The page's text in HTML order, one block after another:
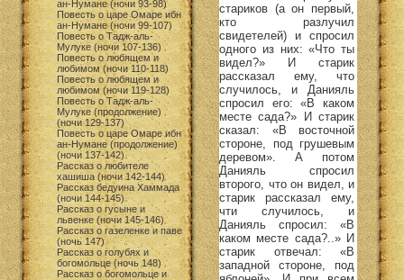
ан-Нумане (ночи 93-98)
Повесть о царе Омаре ибн
ан-Нумане (ночи 99-107)
Повесть о Тадж-аль-
Мулуке (ночи 107-136)
Повесть о любящем и
любимом (ночи 110-118)
Повесть о любящем и
любимом (ночи 119-128)
Повесть о Тадж-аль-
Мулуке (продолжение)
(ночи 129-137)
Повесть о царе Омаре ибн
ан-Нумане (продолжение)
(ночи 137-142)
Рассказ о любителе
хашиша (ночи 142-144)
Рассказ бедуина Хаммада
(ночи 144-145)
Рассказ о гусыне и
львенке (ночи 145-146)
Рассказ о газеленке и паве
(ночь 147)
Рассказ о голубях и
богомольце (ночь 148)
Рассказ о богомольце и
стариков (а он первый,
кто разлучил
свидетелей) и спросил
одного из них: «Что ты
видел?» И старик
рассказал ему, что
случилось, и Данияль
спросил его: «В каком
месте сада?» И старик
сказал: «В восточной
стороне, под грушевым
деревом». А потом
Данияль спросил
второго, что он видел, и
старик рассказал ему,
чти случилось, и
Данияль спросил: «В
каком месте сада?..» И
старик отвечал: «В
западной стороне, под